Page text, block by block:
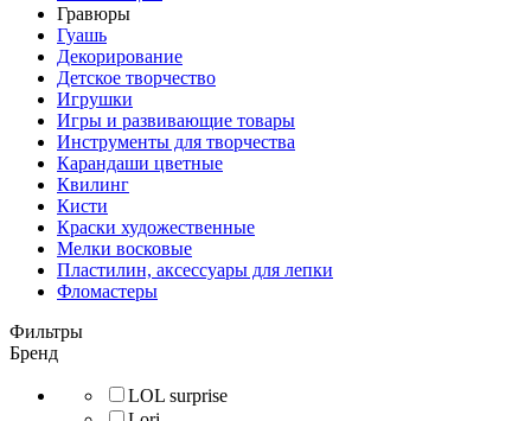
Гравюры
Гуашь
Декорирование
Детское творчество
Игрушки
Игры и развивающие товары
Инструменты для творчества
Карандаши цветные
Квилинг
Кисти
Краски художественные
Мелки восковые
Пластилин, аксессуары для лепки
Фломастеры
Фильтры
Бренд
LOL surprise